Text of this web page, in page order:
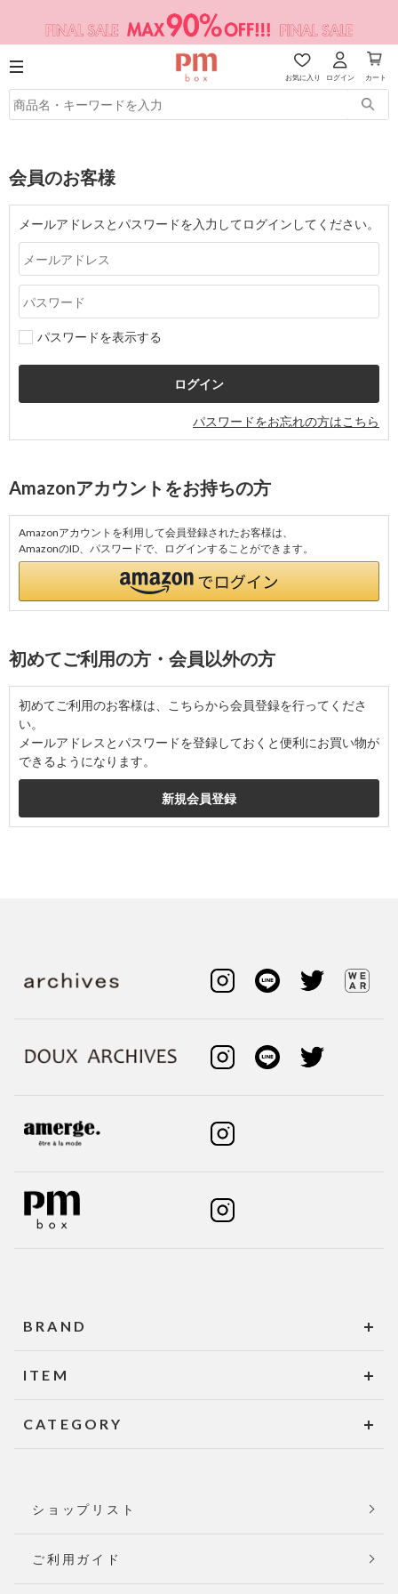
お気に入り ログイン カート
会員のお客様
メールアドレスとパスワードを入力してログインしてください。
パスワードを表示する
パスワードをお忘れの方はこちら
Amazonアカウントをお持ちの方
Amazonアカウントを利用して会員登録されたお客様は、
AmazonのID、パスワードで、ログインすることができます。
初めてご利用の方・会員以外の方
初めてご利用のお客様は、こちらから会員登録を行ってくださ
い。
メールアドレスとパスワードを登録しておくと便利にお買い物が
できるようになります。
BRAND
ITEM
CATEGORY
ショップリスト
ご利用ガイド